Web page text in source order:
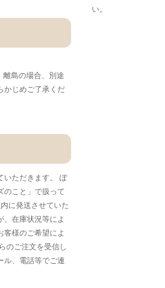
離島の場合、別途
かじめご了承くだ
いただきます。 ぼ
のこと」で扱って
に発送させていた
、在庫状況等によ
客様のご希望によ
のご注文を受信し
ル、電話等でご連
い。